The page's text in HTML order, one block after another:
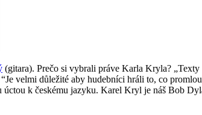
(gitara). Prečo si vybrali práve Karla Kryla?
velmi důležité aby hudebníci hráli to, co
k českému jazyku. Karel Kryl je náš Bob